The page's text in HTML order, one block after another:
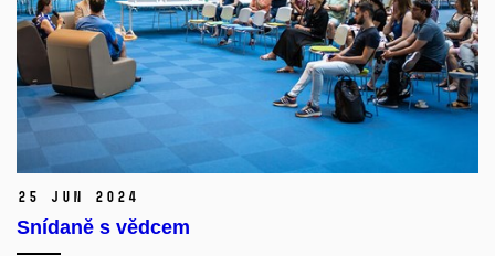
25 Jun 2024
Snídaně s vědcem